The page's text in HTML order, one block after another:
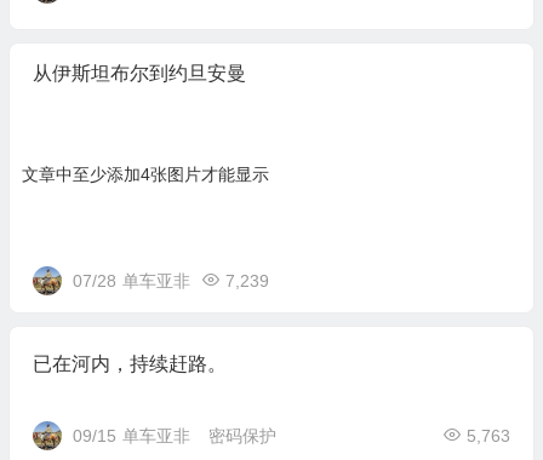
从伊斯坦布尔到约旦安曼
文章中至少添加4张图片才能显示
07/28 单车亚非 7,239
已在河内，持续赶路。
09/15 单车亚非 5,763
密码保护